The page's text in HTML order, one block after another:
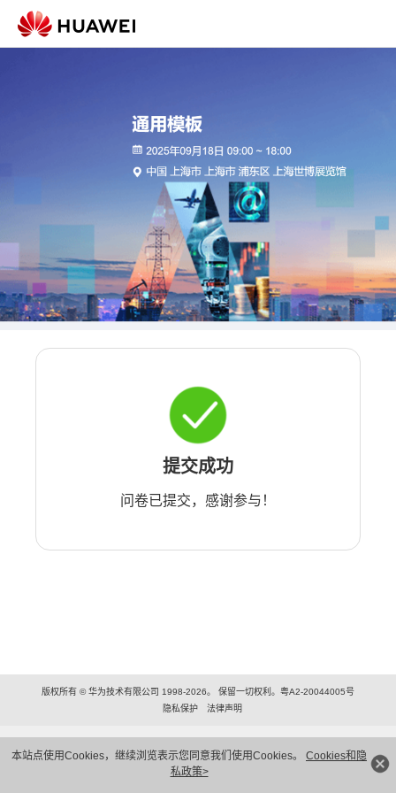
本站点使用Cookies，继续浏览表示您同意我们使用Cookies。 Cookies和隐
私政策>
提交成功
问卷已提交，感谢参与！
版权所有 © 华为技术有限公司 1998-2026。 保留一切权利。粤A2-20044005号
隐私保护
法律声明